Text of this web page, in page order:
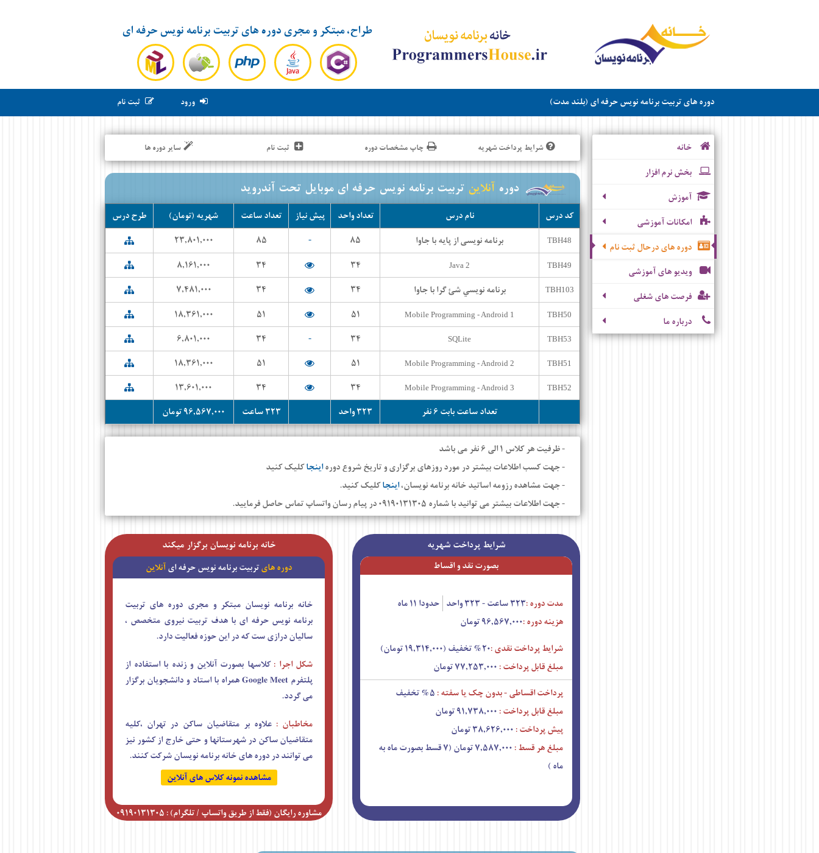
طراح، مبتکر و مجری دوره های تربیت برنامه نویس حرفه ای
ورود ثبت نام دوره های تربیت برنامه نویس حرفه ای (بلند مدت)
شرایط پرداخت شهریه چاپ مشخصات دوره ثبت نام سایر دوره ها
دوره آنلاین تربیت برنامه نویس حرفه ای موبایل تحت آندروید
کد درس نام درس تعداد واحد پیش نیاز تعداد ساعت شهریه (تومان) طرح درس
TBH48 برنامه نویسی از پایه با جاوا ۸۵ - ۸۵ ۲۳,۸۰۱,۰۰۰
TBH49
Java 2 ۳۴ ۳۴ ۸,۱۶۱,۰۰۰
TBH103 برنامه نويسي شئ گرا با جاوا ۳۴ ۳۴ ۷,۴۸۱,۰۰۰
TBH50
Mobile Programming - Android 1 ۵۱ ۵۱ ۱۸,۳۶۱,۰۰۰
TBH53
SQLite ۳۴ - ۳۴ ۶,۸۰۱,۰۰۰
TBH51
Mobile Programming - Android 2 ۵۱ ۵۱ ۱۸,۳۶۱,۰۰۰
TBH52
Mobile Programming - Android 3 ۳۴ ۳۴
۱۳,۶۰۱,۰۰۰
تعداد ساعت بابت ۶ نفر
۳۲۳ واحد ۳۲۳ ساعت ۹۶,۵۶۷,۰۰۰ تومان
- ظرفیت هر کلاس ۱ الی ۶ نفر می باشد
- جهت کسب اطلاعات بیشتر در مورد روزهای برگزاری و تاریخ شروع دورهاینجاکلیک کنید
- جهت مشاهده رزومه اساتید خانه برنامه نویسان،اینجاکلیک کنید.
- جهت اطلاعات بیشتر می توانید با شماره ۰۹۱۹۰۱۳۱۳۰۵ در پیام رسان واتساپ تماس حاصل فرمایید.
شرایط پرداخت شهریه
بصورت نقد و اقساط
مدت دوره :۳۲۳ ساعت - ۳۲۳ واحد
حدودا ۱۱ ماه
هزینه دوره :۹۶,۵۶۷,۰۰۰ تومان
شرایط پرداخت نقدی :۲۰% تخفیف (۱۹,۳۱۴,۰۰۰ تومان)
مبلغ قابل پرداخت :
پرداخت اقساطی - بدون چک یا سفته :
مبلغ قابل پرداخت :
پیش پرداخت :
مبلغ هر قسط :
۷,۵۸۷,۰۰۰ تومان (۷ قسط بصورت ماه به
ماه )
خانه برنامه نویسان برگزار میکند
دوره هایتربیت برنامه نویس حرفه ایآنلاین
خانه برنامه نویسان مبتکر و مجری دوره های تربیت
برنامه نویس حرفه ای با هدف تربیت نیروی متخصص ،
سالیان درازی ست که در این حوزه فعالیت دارد.
شکل اجرا :کلاسها بصورت آنلاین و زنده با استفاده از
پلتفرم Google Meet همراه با استاد و دانشجویان برگزار
می گردد.
مخاطبان : علاوه بر متقاضیان ساکن در تهران ،کلیه
متقاضیان ساکن در شهرستانها و حتی خارج از کشور نیز
می توانند در دوره های خانه برنامه نویسان شرکت کنند.
مشاهده نمونه کلاس های آنلاین
مشاوره رایگان (فقط از طریق واتساپ / تلگرام) : ۰۹۱۹۰۱۳۱۳۰۵
خانه
بخش نرم افزار
آموزش
امکانات آموزشی
دوره های درحال ثبت نام
ویدیو های آموزشی
فرصت های شغلی
درباره ما